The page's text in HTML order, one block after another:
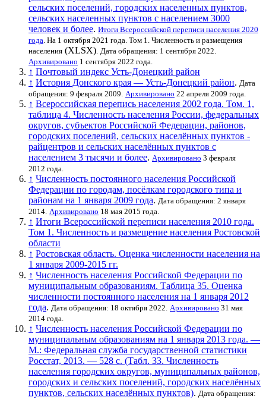
сельских поселений, городских населенных пунктов,
сельских населенных пунктов с населением 3000
человек и более. Итоги Всероссийской переписи населения 2020
года. На 1 октября 2021 года. Том 1. Численность и размещения
населения (XLSX). Дата обращения: 1 сентября 2022.
Архивировано 1 сентября 2022 года.
↑ Почтовый индекс Усть-Донецкий район
↑ История Донского края — Усть-Донецкий район. Дата
обращения: 9 февраля 2009. Архивировано 22 апреля 2009 года.
↑ Всероссийская перепись населения 2002 года. Том. 1,
таблица 4. Численность населения России, федеральных
округов, субъектов Российской Федерации, районов,
городских поселений, сельских населённых пунктов -
райцентров и сельских населённых пунктов с
населением 3 тысячи и более. Архивировано 3 февраля
2012 года.
↑ Численность постоянного населения Российской
Федерации по городам, посёлкам городского типа и
районам на 1 января 2009 года. Дата обращения: 2 января
2014. Архивировано 18 мая 2015 года.
↑ Итоги Всероссийской переписи населения 2010 года.
Том 1. Численность и размещение населения Ростовской
области
↑ Ростовская область. Оценка численности населения на
1 января 2009-2015 гг.
↑ Численность населения Российской Федерации по
муниципальным образованиям. Таблица 35. Оценка
численности постоянного населения на 1 января 2012
года. Дата обращения: 18 октября 2022. Архивировано 31 мая
2014 года.
↑ Численность населения Российской Федерации по
муниципальным образованиям на 1 января 2013 года. —
М.: Федеральная служба государственной статистики
Росстат, 2013. — 528 с. (Табл. 33. Численность
населения городских округов, муниципальных районов,
городских и сельских поселений, городских населённых
пунктов, сельских населённых пунктов). Дата обращения: